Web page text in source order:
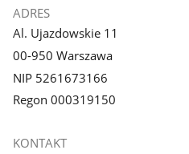
ADRES
Al. Ujazdowskie 11
00-950 Warszawa
NIP 5261673166
Regon 000319150
KONTAKT